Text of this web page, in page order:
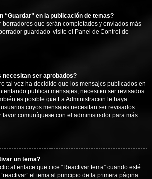
“Guardar” en la publicación de temas?
borradores que serán completados y enviados más
guardado, visite el Panel de Control de
necesitan ser aprobados?
tal vez ha decidido que los mensajes publicados en
publicar mensajes, necesiten ser revisados
es posible que La Administración le haya
cuyos mensajes necesitan ser revisados
favor comuníquese con el administrador para más
un tema?
al enlace que dice “Reactivar tema” cuando esté
el tema al principio de la primera página.